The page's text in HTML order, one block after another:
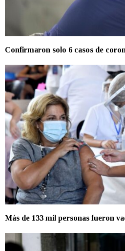
Confirmaron solo 6 casos de
Más de 133 mil personas fueron